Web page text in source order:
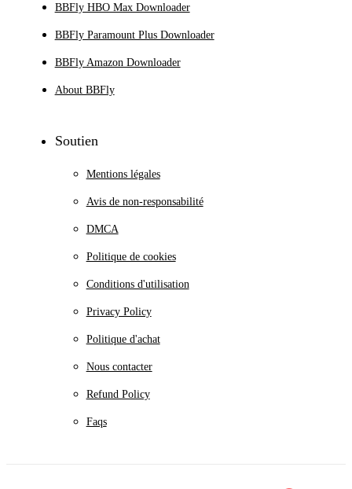
BBFly HBO Max Downloader
BBFly Paramount Plus Downloader
BBFly Amazon Downloader
About BBFly
Soutien
Mentions légales
Avis de non-responsabilité
DMCA
Politique de cookies
Conditions d'utilisation
Privacy Policy
Politique d'achat
Nous contacter
Refund Policy
Faqs